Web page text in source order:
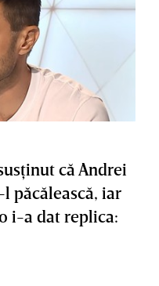
că Andrei
păcălească, iar
i-a dat replica: